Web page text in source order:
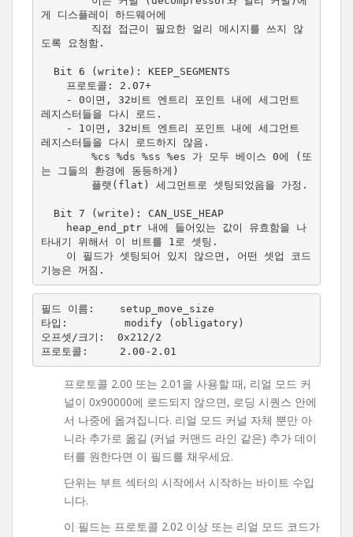
게 디스플레이 하드웨어에
도록 요청함.
레지스터들을 다시 로드.
레지스터들을 다시 로드하지 않음.
는 그들의 환경에 동등하게)
타내기 위해서 이 비트를 1로 셋팅.
기능은 꺼짐.
필드 이름:    setup_move_size
타입:         modify (obligatory)
오프셋/크기:  0x212/2
프로토콜 2.00 또는 2.01을 사용할 때, 리얼 모드 커
널이 0x90000에 로드되지 않으면, 로딩 시퀀스 안에
서 나중에 옮겨집니다. 리얼 모드 커널 자체 뿐만 아
니라 추가로 옮길 (커널 커맨드 라인 같은) 추가 데이
터를 원한다면 이 필드를 채우세요.
단위는 부트 섹터의 시작에서 시작하는 바이트 수입
니다.
이 필드는 프로토콜 2.02 이상 또는 리얼 모드 코드가